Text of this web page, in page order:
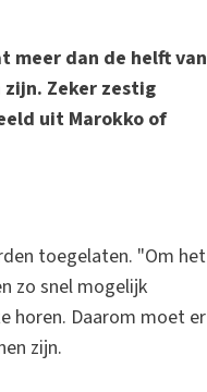
meer dan de helft van
Zeker zestig
uit Marokko of
toegelaten. "Om het
zo snel mogelijk
horen. Daarom moet er
zijn.